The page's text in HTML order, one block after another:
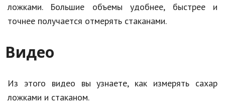
ложками. Большие объемы удобнее, быстрее и
точнее получается отмерять стаканами.
Видео
Из этого видео вы узнаете, как измерять сахар
ложками и стаканом.